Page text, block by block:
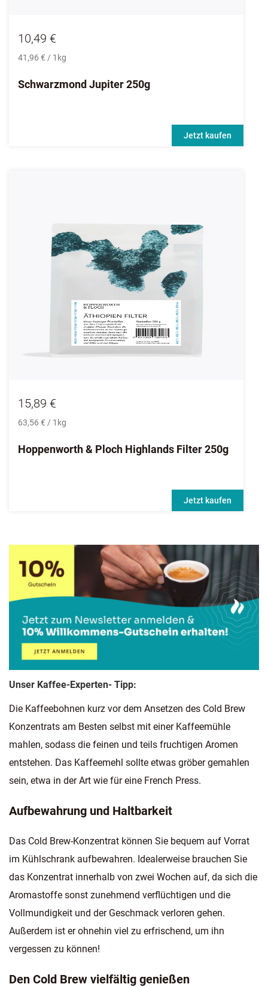
10,49 €
41,96 € / 1kg
Schwarzmond Jupiter 250g
Jetzt kaufen
15,89 €
63,56 € / 1kg
Hoppenworth & Ploch Highlands Filter 250g
Jetzt kaufen
Unser Kaffee-Experten- Tipp:
Die Kaffeebohnen kurz vor dem Ansetzen des Cold Brew
Konzentrats am Besten selbst mit einer Kaffeemühle
mahlen, sodass die feinen und teils fruchtigen Aromen
entstehen. Das Kaffeemehl sollte etwas gröber gemahlen
sein, etwa in der Art wie für eine French Press.
Aufbewahrung und Haltbarkeit
Das Cold Brew-Konzentrat können Sie bequem auf Vorrat
im Kühlschrank aufbewahren. Idealerweise brauchen Sie
das Konzentrat innerhalb von zwei Wochen auf, da sich die
Aromastoffe sonst zunehmend verflüchtigen und die
Vollmundigkeit und der Geschmack verloren gehen.
Außerdem ist er ohnehin viel zu erfrischend, um ihn
vergessen zu können!
Den Cold Brew vielfältig genießen